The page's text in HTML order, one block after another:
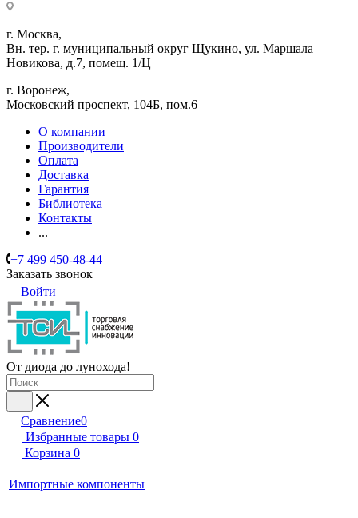
г. Москва,
Вн. тер. г. муниципальный округ Щукино, ул. Маршала
Новикова, д.7, помещ. 1/Ц
г. Воронеж,
​Московский проспект, 104Б, пом.6
О компании
Производители
Оплата
Доставка
Гарантия
Библиотека
Контакты
...
+7 499 450-48-44
Заказать звонок
Войти
От диода до лунохода!
Сравнение0
Избранные товары 0
Корзина 0
Импортные компоненты